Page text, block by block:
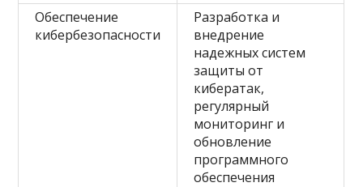
Обеспечение
кибербезопасности
Разработка и
внедрение
надежных систем
защиты от
кибератак,
регулярный
мониторинг и
обновление
программного
обеспечения